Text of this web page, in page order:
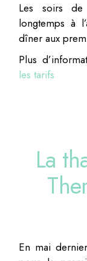
Les soirs de
longtemps à
dîner aux
Plus
les tarifs
La
En mai